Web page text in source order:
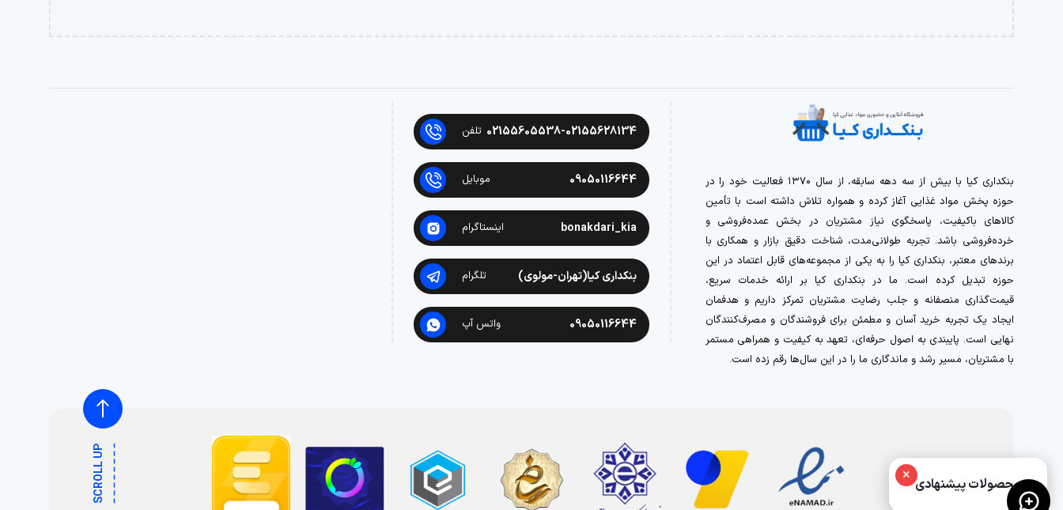
× محصولات پیشنهادی
بنکداری کیا با بیش از سه دهه سابقه، از سال ۱۳۷۰ فعالیت خود را در
حوزه پخش مواد غذایی آغاز کرده و همواره تلاش داشته است با تأمین
کالاهای باکیفیت، پاسخگوی نیاز مشتریان در بخش عمده‌فروشی و
خرده‌فروشی باشد. تجربه طولانی‌مدت، شناخت دقیق بازار و همکاری با
برندهای معتبر، بنکداری کیا را به یکی از مجموعه‌های قابل اعتماد در این
حوزه تبدیل کرده است. ما در بنکداری کیا بر ارائه خدمات سریع،
قیمت‌گذاری منصفانه و جلب رضایت مشتریان تمرکز داریم و هدفمان
ایجاد یک تجربه خرید آسان و مطمئن برای فروشندگان و مصرف‌کنندگان
نهایی است. پایبندی به اصول حرفه‌ای، تعهد به کیفیت و همراهی مستمر
با مشتریان، مسیر رشد و ماندگاری ما را در این سال‌ها رقم زده است.
02155605538-02155628134 تلفن
09050116644 موبایل
bonakdari_kia اینستاگرام
بنکداری کیا(تهران-مولوی) تلگرام
09050116644 واتس آپ
SCROLL UP